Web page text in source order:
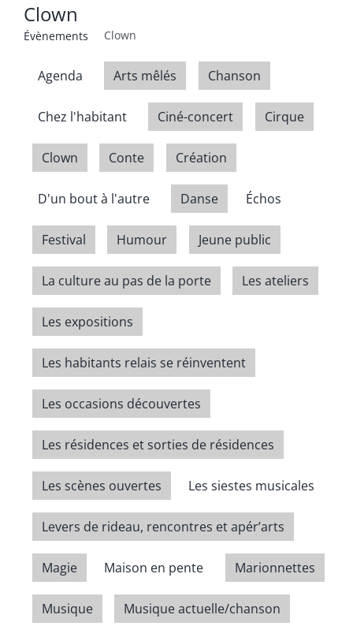
Clown
Évènements Clown
Agenda Arts mêlés Chanson
Chez l'habitant Ciné-concert Cirque
Clown Conte Création
D'un bout à l'autre Danse Échos
Festival Humour Jeune public
La culture au pas de la porte Les ateliers
Les expositions
Les habitants relais se réinventent
Les occasions découvertes
Les résidences et sorties de résidences
Les scènes ouvertes Les siestes musicales
Levers de rideau, rencontres et apér’arts
Magie Maison en pente Marionnettes
Musique Musique actuelle/chanson